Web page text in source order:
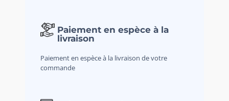
Paiement en espèce à la
livraison
Paiement en espèce à la livraison de votre
commande